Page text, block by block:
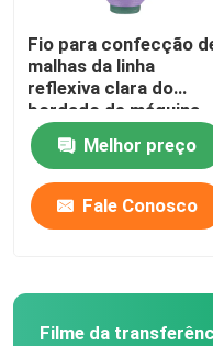
Fio para confecção
malhas da linha
reflexiva clara do
bordado de máquina
usado no t-shirt Logo
Clothing Red Green
Melhor preço
Fale Conosco
Filme da